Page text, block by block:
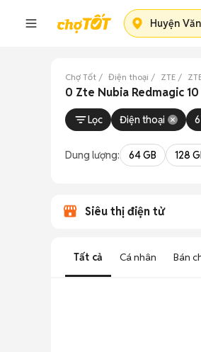
Huyện
Chợ Tốt Điện thoại ZTE
0 Zte Nubia Redmagic
Lọc Điện thoại
Dung lượng: 64 GB 128
Siêu thị điện tử
Tất cả Cá nhân Bán